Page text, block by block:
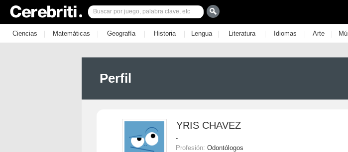
Ciencias | Matemáticas | Geografía | Historia | Lengua | Literatura | Idiomas | Arte |
Perfil
YRIS CHAVEZ
-
Profesión: Odontólogos